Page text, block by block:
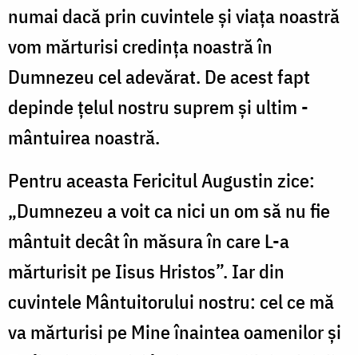
numai dacă prin cuvintele şi viaţa noastră
vom mărturisi credinţa noastră în
Dumnezeu cel adevărat. De acest fapt
depinde ţelul nostru suprem şi ultim -
mântuirea noastră.
Pentru aceasta Fericitul Augustin zice:
„Dumnezeu a voit ca nici un om să nu fie
mântuit decât în măsura în care L-a
mărturisit pe Iisus Hristos”. Iar din
cuvintele Mântuitorului nostru: cel ce mă
va mărturisi pe Mine înaintea oamenilor şi